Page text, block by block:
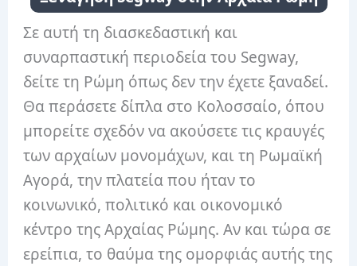
Σε αυτή τη διασκεδαστική και
συναρπαστική περιοδεία του Segway,
δείτε τη Ρώμη όπως δεν την έχετε ξαναδεί.
Θα περάσετε δίπλα στο Κολοσσαίο, όπου
μπορείτε σχεδόν να ακούσετε τις κραυγές
των αρχαίων μονομάχων, και τη Ρωμαϊκή
Αγορά, την πλατεία που ήταν το
κοινωνικό, πολιτικό και οικονομικό
κέντρο της Αρχαίας Ρώμης. Αν και τώρα σε
ερείπια, το θαύμα της ομορφιάς αυτής της